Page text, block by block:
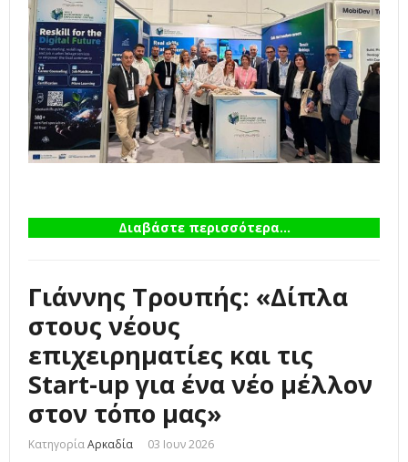
Διαβάστε περισσότερα...
Γιάννης Τρουπής: «Δίπλα
στους νέους
επιχειρηματίες και τις
Start-up για ένα νέο μέλλον
στον τόπο μας»
ΚατηγορίαΑρκαδία 03 Ιουν 2026